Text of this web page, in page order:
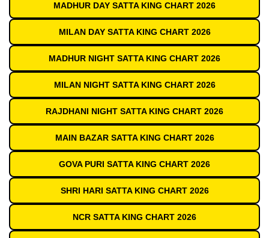
MADHUR DAY SATTA KING CHART 2026
MILAN DAY SATTA KING CHART 2026
MADHUR NIGHT SATTA KING CHART 2026
MILAN NIGHT SATTA KING CHART 2026
RAJDHANI NIGHT SATTA KING CHART 2026
MAIN BAZAR SATTA KING CHART 2026
GOVA PURI SATTA KING CHART 2026
SHRI HARI SATTA KING CHART 2026
NCR SATTA KING CHART 2026